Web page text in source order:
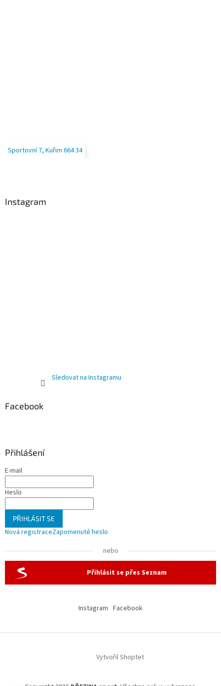
Sportovní 7, Kuřim 664 34
Instagram
Sledovat na Instagramu
Facebook
Přihlášení
E-mail
Heslo
PŘIHLÁSIT SE
Nová registraceZapomenuté heslo
nebo
Přihlásit se přes Seznam
Instagram Facebook
Vytvořil Shoptet